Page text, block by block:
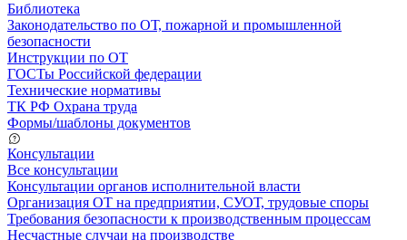
Библиотека
Законодательство по ОТ, пожарной и промышленной
безопасности
Инструкции по ОТ
ГОСТы Российской федерации
Технические нормативы
ТК РФ Охрана труда
Формы/шаблоны документов
Консультации
Все консультации
Консультации органов исполнительной власти
Организация ОТ на предприятии, СУОТ, трудовые споры
Требования безопасности к производственным процессам
Несчастные случаи на производстве